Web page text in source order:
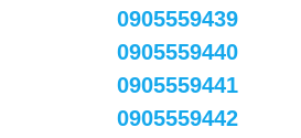
0905559439
0905559440
0905559441
0905559442